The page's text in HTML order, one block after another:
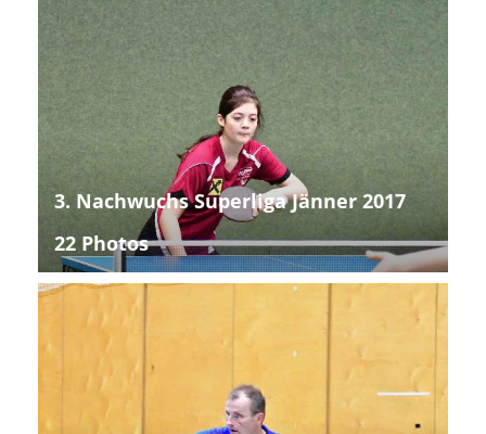
3. Nachwuchs Superliga Jänner 2017
22 Photos